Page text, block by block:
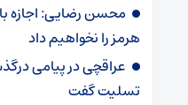
محسن رضایی: اجازه
هرمز را نخواهیم داد
عراقچی در پیامی
تسلیت گفت